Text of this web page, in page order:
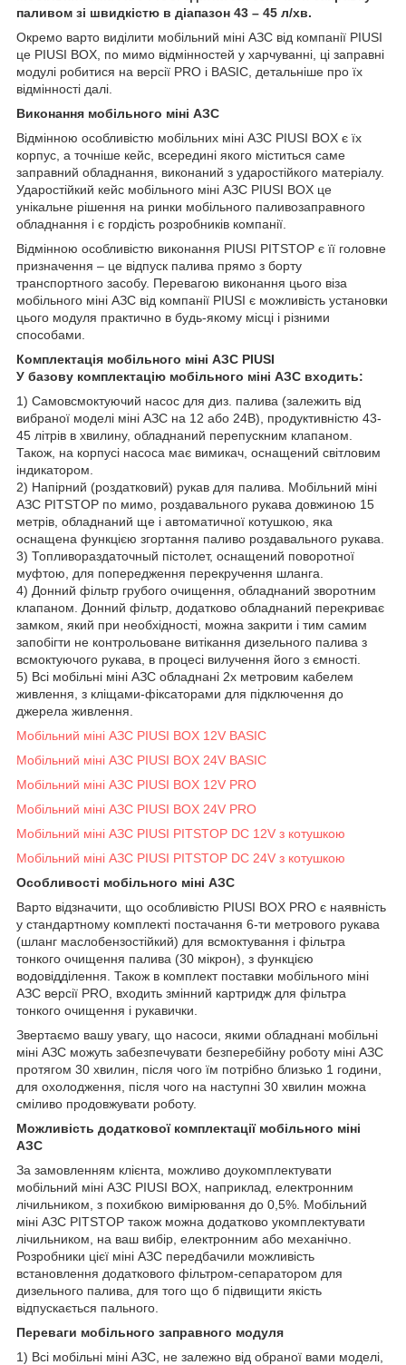
паливом зі швидкістю в діапазон 43 – 45 л/хв.
Окремо варто виділити мобільний міні АЗС від компанії PIUSI
це PIUSI BOX, по мимо відмінностей у харчуванні, ці заправні
модулі робитися на версії PRO і BASIC, детальніше про їх
відмінності далі.
Виконання мобільного міні АЗС
Відмінною особливістю мобільних міні АЗС PIUSI BOX є їх
корпус, а точніше кейс, всередині якого міститься саме
заправний обладнання, виконаний з ударостійкого матеріалу.
Ударостійкий кейс мобільного міні АЗС PIUSI BOX це
унікальне рішення на ринки мобільного паливозаправного
обладнання і є гордість розробників компанії.
Відмінною особливістю виконання PIUSI PITSTOP є її головне
призначення – це відпуск палива прямо з борту
транспортного засобу. Перевагою виконання цього віза
мобільного міні АЗС від компанії PIUSI є можливість установки
цього модуля практично в будь-якому місці і різними
способами.
Комплектація мобільного міні АЗС PIUSI
У базову комплектацію мобільного міні АЗС входить:
1) Самовсмоктуючий насос для диз. палива (залежить від
вибраної моделі міні АЗС на 12 або 24В), продуктивністю 43-
45 літрів в хвилину, обладнаний перепускним клапаном.
Також, на корпусі насоса має вимикач, оснащений світловим
індикатором.
2) Напірний (роздатковий) рукав для палива. Мобільний міні
АЗС PITSTOP по мимо, роздавального рукава довжиною 15
метрів, обладнаний ще і автоматичної котушкою, яка
оснащена функцією згортання паливо роздавального рукава.
3) Топливораздаточный пістолет, оснащений поворотної
муфтою, для попередження перекручення шланга.
4) Донний фільтр грубого очищення, обладнаний зворотним
клапаном. Донний фільтр, додатково обладнаний перекриває
замком, який при необхідності, можна закрити і тим самим
запобігти не контрольоване витікання дизельного палива з
всмоктуючого рукава, в процесі вилучення його з ємності.
5) Всі мобільні міні АЗС обладнані 2х метровим кабелем
живлення, з кліщами-фіксаторами для підключення до
джерела живлення.
Мобільний міні АЗС PIUSI BOX 12V BASIC
Мобільний міні АЗС PIUSI BOX 24V BASIC
Мобільний міні АЗС PIUSI BOX 12V PRO
Мобільний міні АЗС PIUSI BOX 24V PRO
Мобільний міні АЗС PIUSI PITSTOP DC 12V з котушкою
Мобільний міні АЗС PIUSI PITSTOP DC 24V з котушкою
Особливості мобільного міні АЗС
Варто відзначити, що особливістю PIUSI BOX PRO є наявність
у стандартному комплекті постачання 6-ти метрового рукава
(шланг маслобензостійкий) для всмоктування і фільтра
тонкого очищення палива (30 мікрон), з функцією
водовідділення. Також в комплект поставки мобільного міні
АЗС версії PRO, входить змінний картридж для фільтра
тонкого очищення і рукавички.
Звертаємо вашу увагу, що насоси, якими обладнані мобільні
міні АЗС можуть забезпечувати безперебійну роботу міні АЗС
протягом 30 хвилин, після чого їм потрібно близько 1 години,
для охолодження, після чого на наступні 30 хвилин можна
сміливо продовжувати роботу.
Можливість додаткової комплектації мобільного міні
АЗС
За замовленням клієнта, можливо доукомплектувати
мобільний міні АЗС PIUSI BOX, наприклад, електронним
лічильником, з похибкою вимірювання до 0,5%. Мобільний
міні АЗС PITSTOP також можна додатково укомплектувати
лічильником, на ваш вибір, електронним або механічно.
Розробники цієї міні АЗС передбачили можливість
встановлення додаткового фільтром-сепаратором для
дизельного палива, для того що б підвищити якість
відпускається пального.
Переваги мобільного заправного модуля
1) Всі мобільні міні АЗС, не залежно від обраної вами моделі,